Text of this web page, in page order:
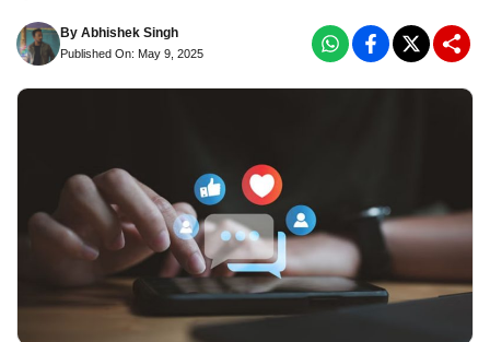
By Abhishek Singh
Published On: May 9, 2025